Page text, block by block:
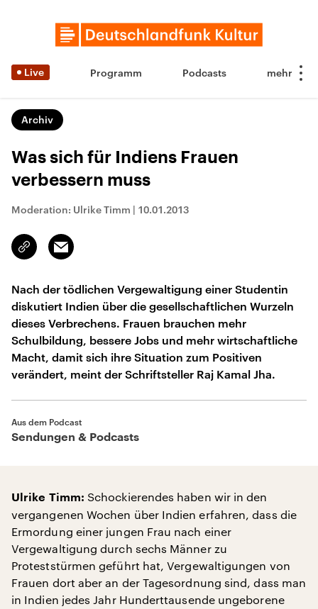
Live Programm Podcasts
Archiv
Was sich für Indiens Frauen
verbessern muss
Moderation: Ulrike Timm | 10.01.2013
Link
kopieren/teilen
Email
Nach der tödlichen Vergewaltigung einer Studentin
diskutiert Indien über die gesellschaftlichen Wurzeln
dieses Verbrechens. Frauen brauchen mehr
Schulbildung, bessere Jobs und mehr wirtschaftliche
Macht, damit sich ihre Situation zum Positiven
verändert, meint der Schriftsteller Raj Kamal Jha.
Aus dem Podcast
Sendungen & Podcasts
Ulrike Timm: Schockierendes haben wir in den
vergangenen Wochen über Indien erfahren, dass die
Ermordung einer jungen Frau nach einer
Vergewaltigung durch sechs Männer zu
Proteststürmen geführt hat, Vergewaltigungen von
Frauen dort aber an der Tagesordnung sind, dass man
in Indien jedes Jahr Hunderttausende ungeborene